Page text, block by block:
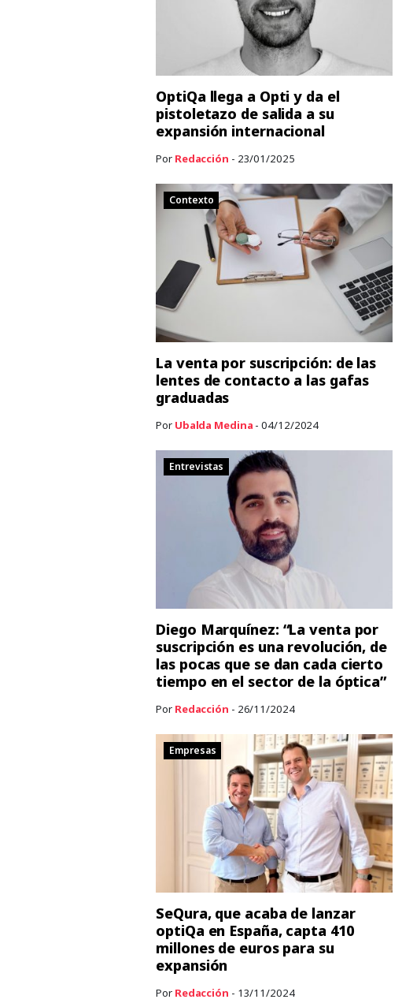
OptiQa llega a Opti y da el
pistoletazo de salida a su
expansión internacional
Por Redacción - 23/01/2025
Contexto
La venta por suscripción: de las
lentes de contacto a las gafas
graduadas
Por Ubalda Medina - 04/12/2024
Entrevistas
Diego Marquínez: “La venta por
suscripción es una revolución, de
las pocas que se dan cada cierto
tiempo en el sector de la óptica”
Por Redacción - 26/11/2024
Empresas
SeQura, que acaba de lanzar
optiQa en España, capta 410
millones de euros para su
expansión
Por Redacción - 13/11/2024